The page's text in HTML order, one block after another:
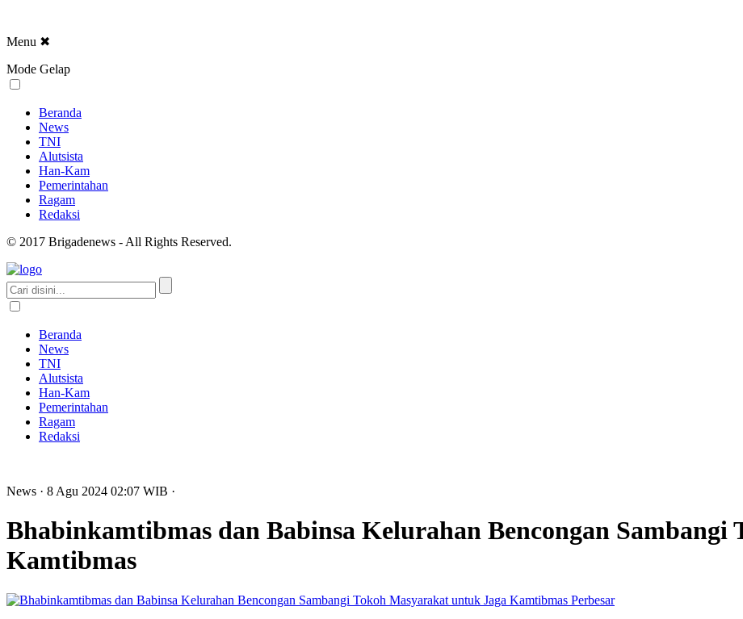
Menu ✖
Mode Gelap
Beranda
News
TNI
Alutsista
Han-Kam
Pemerintahan
Ragam
Redaksi
© 2017 Brigadenews - All Rights Reserved.
Beranda
News
TNI
Alutsista
Han-Kam
Pemerintahan
Ragam
Redaksi
News · 8 Agu 2024 02:07 WIB ·
Bhabinkamtibmas dan Babinsa Kelurahan Bencongan
Kamtibmas
Perbesar